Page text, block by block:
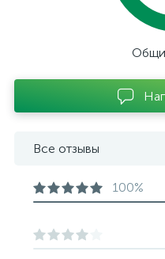
Все отзывы
100%